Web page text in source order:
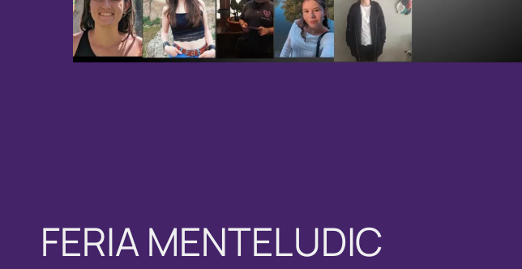
FERIA MENTELUDIC